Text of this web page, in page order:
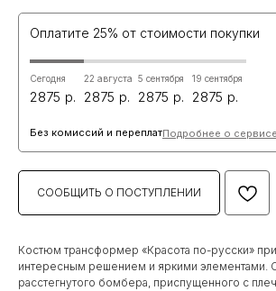
Оплатите 25% от стоимости покупки
Сегодня
2875
22 августа
2875
5 сентября
2875
19 сентября
2875
Без комиссий и переплатПодробнее о
СООБЩИТЬ О ПОСТУПЛЕНИИ
Костюм трансформер «Красота по-русски»
интересным решением и яркими элементами.
расстегнутого бомбера, приспущенного с